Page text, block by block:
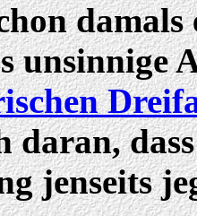
unsinnige
daran,
jenseits